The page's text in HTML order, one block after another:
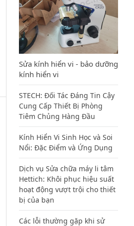
Sửa kính hiển vi - bảo dưỡng
kính hiển vi
STECH: Đối Tác Đáng Tin Cậy
Cung Cấp Thiết Bị Phòng
Tiêm Chủng Hàng Đầu
Kính Hiển Vi Sinh Học và Soi
Nổi: Đặc Điểm và Ứng Dụng
Dịch vụ Sửa chữa máy li tâm
Hettich: Khôi phục hiệu suất
hoạt động vượt trội cho thiết
bị của bạn
Các lỗi thường gặp khi sử